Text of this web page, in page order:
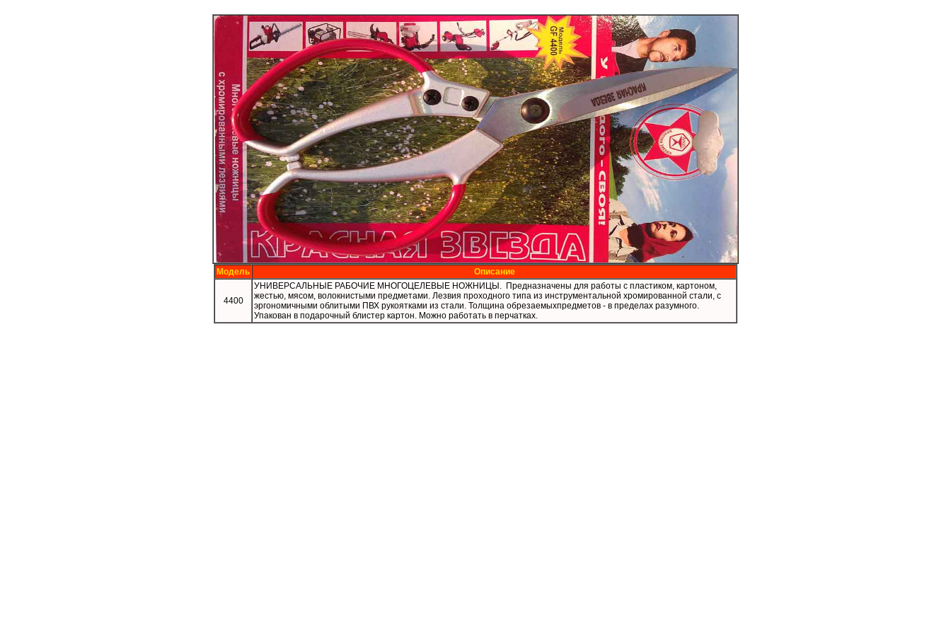
Модель Описание
4400
УНИВЕРСАЛЬНЫЕ РАБОЧИЕ МНОГОЦЕЛЕВЫЕ НОЖНИЦЫ. Предназначены для работы с пластиком, картоном,
жестью, мясом, волокнистыми предметами. Лезвия проходного типа из инструментальной хромированной стали, с
эргономичными облитыми ПВХ рукоятками из стали. Толщина обрезаемыхпредметов - в пределах разумного.
Упакован в подарочный блистер картон. Можно работать в перчатках.